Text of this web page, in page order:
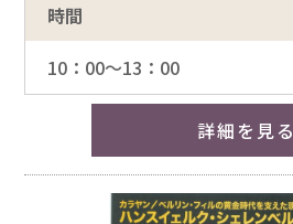
時間
10：00～13：00
詳細を見る